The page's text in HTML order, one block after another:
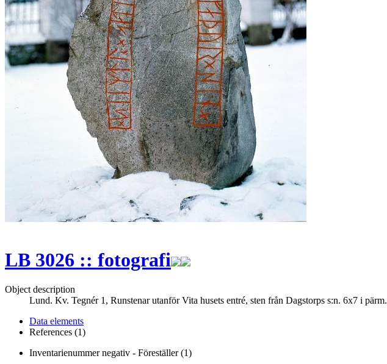
LB 3026 :: fotografi
Object description
Lund. Kv. Tegnér 1, Runstenar utanför Vita husets entré, sten från Dagstorps s:n. 6x7 i pärm.
Data elements
References (1)
Inventarienummer negativ - Föreställer (1)